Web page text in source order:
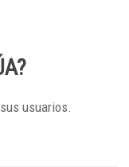
usuarios.